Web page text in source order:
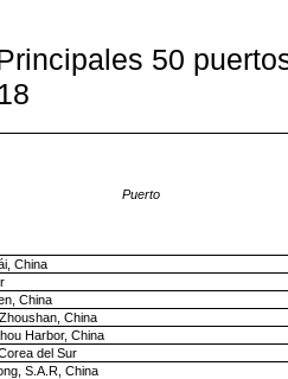
50
Puerto
China
China
China
Harbor, China
del Sur
S.A.R, China